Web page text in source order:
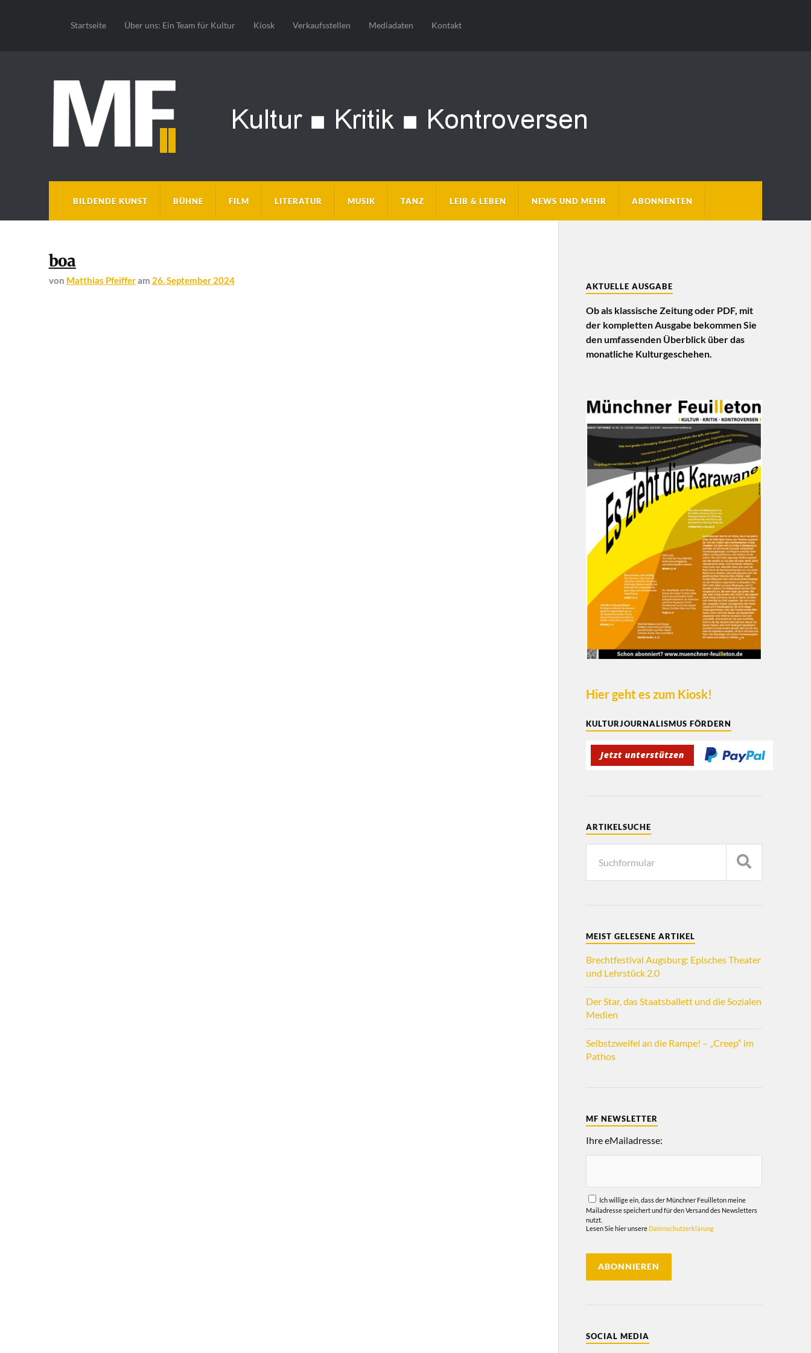
Startseite Über uns: Ein Team für Kultur Kiosk Verkaufsstellen Mediadaten Kontakt
BILDENDE KUNST BÜHNE FILM LITERATUR MUSIK TANZ LEIB & LEBEN NEWS UND MEHR ABONNENTEN
boa
von Matthias Pfeifferam 26. September 2024
AKTUELLE AUSGABE
Ob als klassische Zeitung oder PDF, mit
der kompletten Ausgabe bekommen Sie
den umfassenden Überblick über das
monatliche Kulturgeschehen.
Hier geht es zum Kiosk!
KULTURJOURNALISMUS FÖRDERN
ARTIKELSUCHE
MEIST GELESENE ARTIKEL
Brechtfestival Augsburg: Episches Theater
und Lehrstück 2.0
Der Star, das Staatsballett und die Sozialen
Medien
Selbstzweifel an die Rampe! – „Creep“ im
Pathos
MF NEWSLETTER
Ihre eMailadresse:
Ich willige ein, dass der Münchner Feuilleton meine
Mailadresse speichert und für den Versand des Newsletters
nutzt.
Lesen Sie hier unsere Datenschutzerklärung
SOCIAL MEDIA